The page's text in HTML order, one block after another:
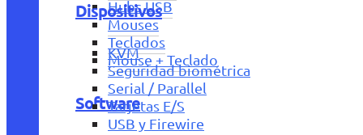
Hubs USB
Mouses
Teclados
Mouse + Teclado
Software
Dispositivos
KVM
Seguridad biométrica
Serial / Parallel
Tarjetas E/S
USB y Firewire